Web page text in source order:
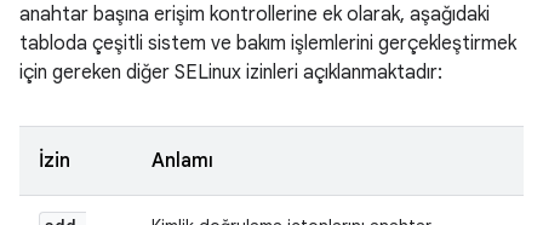
anahtar başına erişim kontrollerine ek olarak, aşağıdaki
tabloda çeşitli sistem ve bakım işlemlerini gerçekleştirmek
için gereken diğer SELinux izinleri açıklanmaktadır:
İzin Anlamı